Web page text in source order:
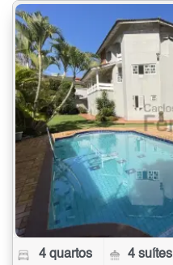
4 quartos 4 suítes